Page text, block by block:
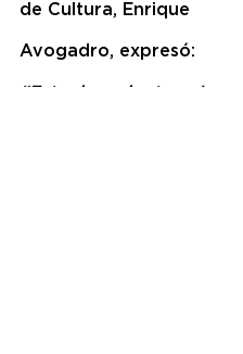
de Cultura, Enrique
Avogadro, expresó:
“Estuvimos junto a Jorge